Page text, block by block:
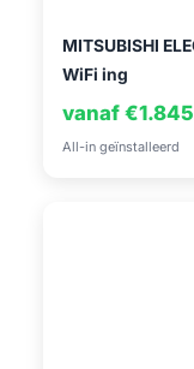
MITSUBISHI
WiFi ing
vanaf €1.845
All-in geïnstalleerd